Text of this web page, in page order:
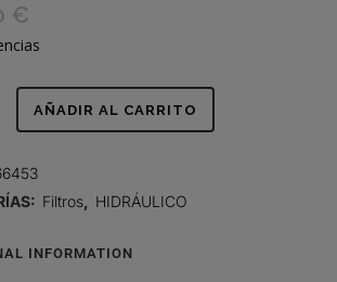
€
AÑADIR AL CARRITO
Filtros HIDRÁULICO
INFORMATION